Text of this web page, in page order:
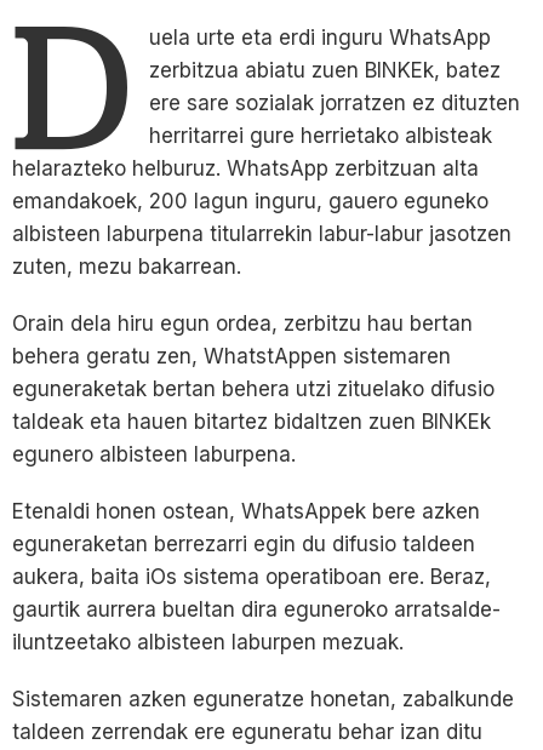
D
uela urte eta erdi inguru WhatsApp
zerbitzua abiatu zuen BINKEk, batez
ere sare sozialak jorratzen ez dituzten
herritarrei gure herrietako albisteak
helarazteko helburuz. WhatsApp zerbitzuan alta
emandakoek, 200 lagun inguru, gauero eguneko
albisteen laburpena titularrekin labur-labur jasotzen
zuten, mezu bakarrean.
Orain dela hiru egun ordea, zerbitzu hau bertan
behera geratu zen, WhatstAppen sistemaren
eguneraketak bertan behera utzi zituelako difusio
taldeak eta hauen bitartez bidaltzen zuen BINKEk
egunero albisteen laburpena.
Etenaldi honen ostean, WhatsAppek bere azken
eguneraketan berrezarri egin du difusio taldeen
aukera, baita iOs sistema operatiboan ere. Beraz,
gaurtik aurrera bueltan dira eguneroko arratsalde-
iluntzeetako albisteen laburpen mezuak.
Sistemaren azken eguneratze honetan, zabalkunde
taldeen zerrendak ere eguneratu behar izan ditu